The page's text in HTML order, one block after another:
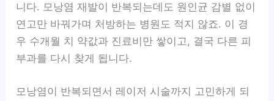
니다. 모낭염 재발이 반복되는데도 원인균 감별 없이
연고만 바꿔가며 처방하는 병원도 적지 않죠. 이 경
우 수개월 치 약값과 진료비만 쌓이고, 결국 다른 피
부과를 다시 찾게 됩니다.
모낭염이 반복되면서 레이저 시술까지 고민하게 되